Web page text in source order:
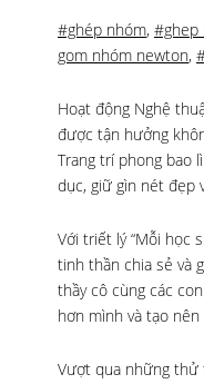
#ghép nhóm, #ghep
gom nhóm newton,
Hoạt động Nghệ
được tận hưởng
Trang trí phong bao
dục, giữ gìn nét đẹp
Với triết lý “Mỗi học
tinh thần chia sẻ và
thầy cô cùng các
hơn mình và tạo
Vượt qua những thử